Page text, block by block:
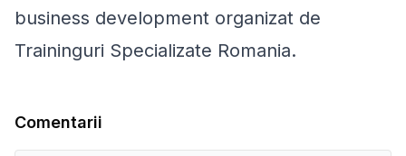
business development organizat de
Traininguri Specializate Romania.
Comentarii